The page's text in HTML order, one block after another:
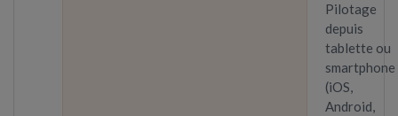
Pilotage
depuis
tablette ou
smartphone
(iOS,
Android,